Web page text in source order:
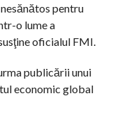
pentru
o lume a
oficialul FMI.
publicării unui
economic global